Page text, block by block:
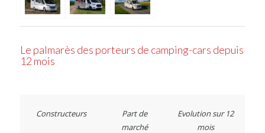
Le palmarès des porteurs de camping-cars depuis
12 mois
Constructeurs
Part de
marché
Evolution sur 12
mois